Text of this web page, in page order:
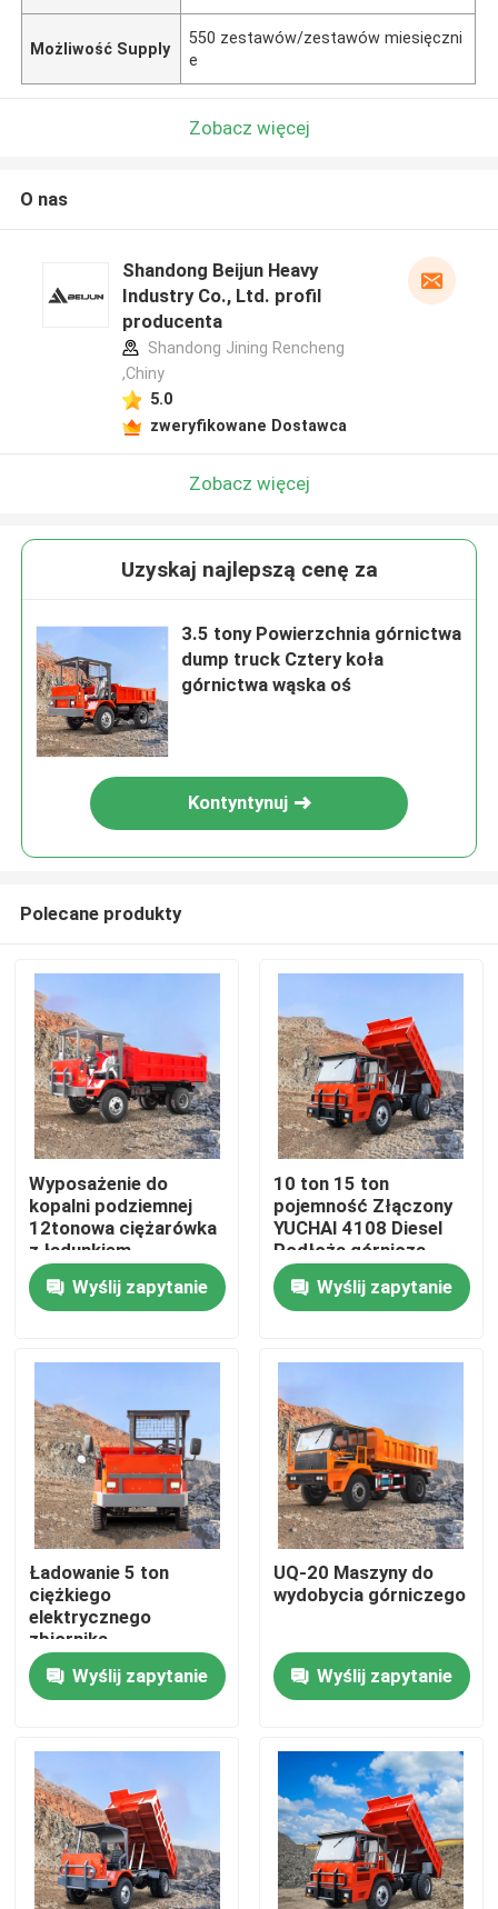
Dom
Łączność
Produkty
filmy
Podziemna wywrotka
Podziemna ciężarówka górnicza
Podziemna ciężarówka przegubowa
Pojazd z ładowarką
Podnoszenie nożyczek kołowych
Możliwość Supply
550 zestawów/zestawów miesięczni
e
Zobacz więcej
O nas
Shandong Beijun Heavy
Industry Co., Ltd. profil
producenta
Shandong Jining Rencheng
,Chiny
5.0
zweryfikowane Dostawca
Zobacz więcej
Uzyskaj najlepszą cenę za
3.5 tony Powierzchnia górnictwa
dump truck Cztery koła
górnictwa wąska oś
Kontyntynuj
Polecane produkty
Wyposażenie do
kopalni podziemnej
12tonowa ciężarówka
z ładunkiem
podłogowym
Wyślij zapytanie
10 ton 15 ton
pojemność Złączony
YUCHAI 4108 Diesel
Podłoża górnicza
zbiornik
Wyślij zapytanie
Ładowanie 5 ton
ciężkiego
elektrycznego
zbiornika
czterokołowego
zbiornika górniczego
Wyślij zapytanie
UQ-20 Maszyny do
wydobycia górniczego
Wyślij zapytanie